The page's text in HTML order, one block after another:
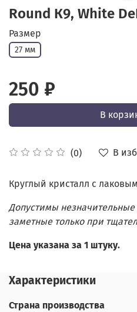
Round К9, White
(0) В
Размер
27 мм
250 ₽
В
Круглый кристалл с
Допустимы
заметные только при
Цена указана за 1 штуку.
Характеристики
Страна производства